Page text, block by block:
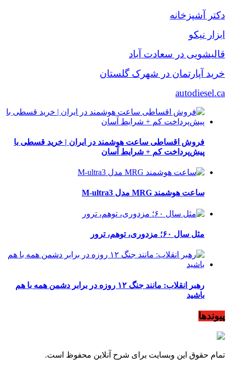
دکتر آشپزخانه
ابزار نیکو
قالیشویی در سعادت آباد
خرید آپارتمان در شهرک گلستان
autodiesel.ca
فروش اقساطی ساعت هوشمند در ایران | خرید قسطی با
پیش‌پرداخت کم + شرایط آسان
ساعت هوشمند MRG مدل M-ultra3
مثل سال ۶۰؛ مزدوری، توهم، ترور
رهبر انقلاب: مانند جنگ ۱۲ روزه در برابر دشمن همه با هم
باشید
پیوندها
تمام حقوق این وبسایت برای شرح آنلاین محفوظ است.